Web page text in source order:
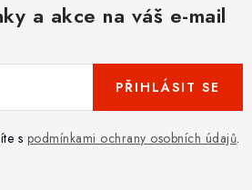
a akce na váš e-mail
s podmínkami ochrany osobních údajů.
PŘIHLÁSIT SE